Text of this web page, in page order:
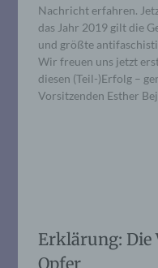
Nachricht erfahren.
das Jahr 2019 gilt die
und größte
Wir freuen uns jetzt
diesen (Teil-)Erfolg –
Vorsitzenden Esther
Erklärung: Die
Opfer